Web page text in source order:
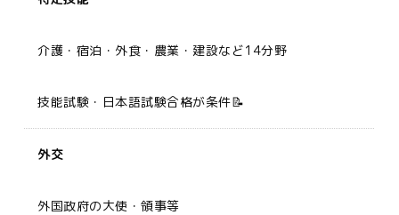
介護・宿泊・外食・農業・建設など14分野
技能試験・日本語試験合格が条件📝
外交
外国政府の大使・領事等